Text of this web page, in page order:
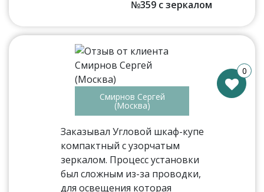
№359 с зеркалом
Смирнов Сергей
(Москва)
Заказывал Угловой шкаф-купе
компактный с узорчатым
зеркалом. Процесс установки
был сложным из-за проводки,
для освещения которая
0